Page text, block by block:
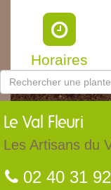
Horaires
Le Val Fleuri
Les Artisans du
02 40 31